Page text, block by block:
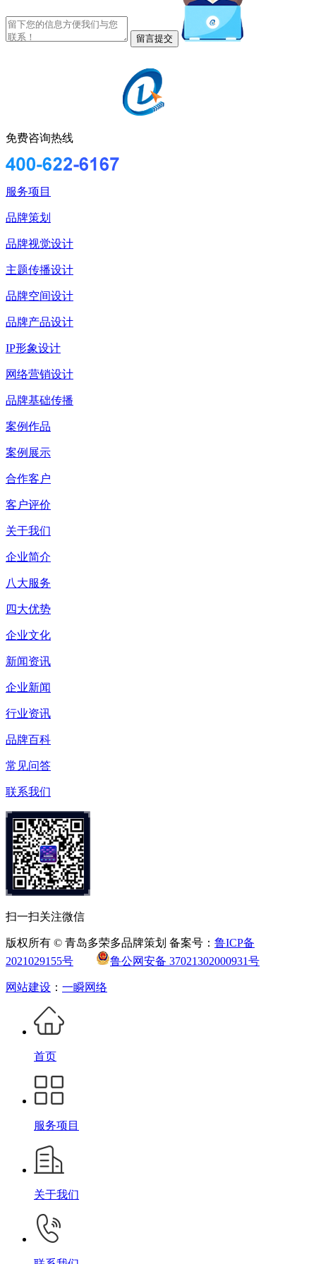
免费咨询热线
服务项目
品牌策划
品牌视觉设计
主题传播设计
品牌空间设计
品牌产品设计
IP形象设计
网络营销设计
品牌基础传播
案例作品
案例展示
合作客户
客户评价
关于我们
企业简介
八大服务
四大优势
企业文化
新闻资讯
企业新闻
行业资讯
品牌百科
常见问答
联系我们
扫一扫关注微信
版权所有 © 青岛多荣多品牌策划 备案号： 鲁ICP备
2021029155号
鲁公网安备 37021302000931号
网站建设 ： 一瞬网络
首页
服务项目
关于我们